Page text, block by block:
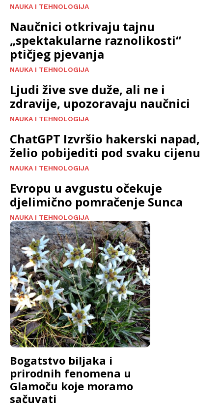
NAUKA I TEHNOLOGIJA
Naučnici otkrivaju tajnu
„spektakularne raznolikosti“
ptičjeg pjevanja
NAUKA I TEHNOLOGIJA
Ljudi žive sve duže, ali ne i
zdravije, upozoravaju naučnici
NAUKA I TEHNOLOGIJA
ChatGPT Izvršio hakerski napad,
želio pobijediti pod svaku cijenu
NAUKA I TEHNOLOGIJA
Evropu u avgustu očekuje
djelimično pomračenje Sunca
NAUKA I TEHNOLOGIJA
Bogatstvo biljaka i
prirodnih fenomena u
Glamoču koje moramo
sačuvati